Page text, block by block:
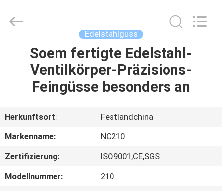
HAUSE
VIDEOS
ÜBER
UNS
Foundry
CO.,LTD.
Edelstahlguss
Soem fertigte Edelstahl-
Ventilkörper-Präzisions-
Feingüsse besonders an
Herkunftsort:
Festlandchina
Markenname:
NC210
Zertifizierung:
ISO9001,CE,SGS
Modellnummer:
210